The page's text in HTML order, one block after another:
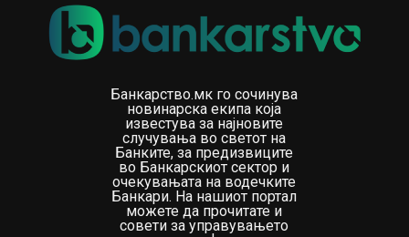
Банкарство.мк го сочинува
новинарска екипа која
известува за најновите
случувања во светот на
Банките, за предизвиците
во Банкарскиот сектор и
очекувањата на водечките
Банкари. На нашиот портал
можете да прочитате и
совети за управувањето